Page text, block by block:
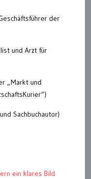
der
und Arzt für
„Markt und
Sachbuchautor)
ein klares Bild